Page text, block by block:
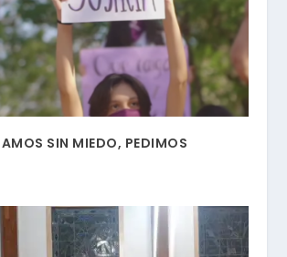
SIN MIEDO, PEDIMOS